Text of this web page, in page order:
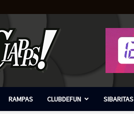
RAMPAS CLUBDEFUN SIBARITAS